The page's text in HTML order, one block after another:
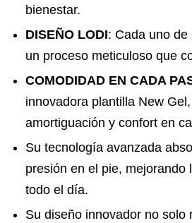
bienestar.
DISEÑO LODI: Cada uno
un proceso meticuloso que
COMODIDAD EN CADA
innovadora plantilla New
amortiguación y confort en
Su tecnología avanzada
presión en el pie,
todo el día.
Su diseño innovador no solo